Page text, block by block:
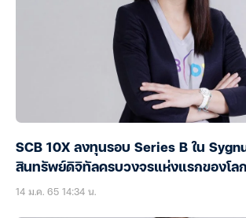
SCB 10X ลงทุนรอบ Series B ใน
สินทรัพย์ดิจิทัลครบวงจรแห่งแรกของโลก
14 ม.ค. 65 14:34 น.